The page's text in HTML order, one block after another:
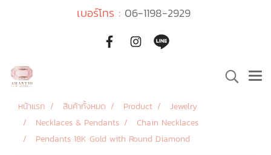
เบอร์โทร : 06-1198-2929
หน้าแรก สินค้าทั้งหมด Product
Jewelry
Necklaces & Pendants
Chain Necklaces
Pendants 18K Gold with Round Diamond